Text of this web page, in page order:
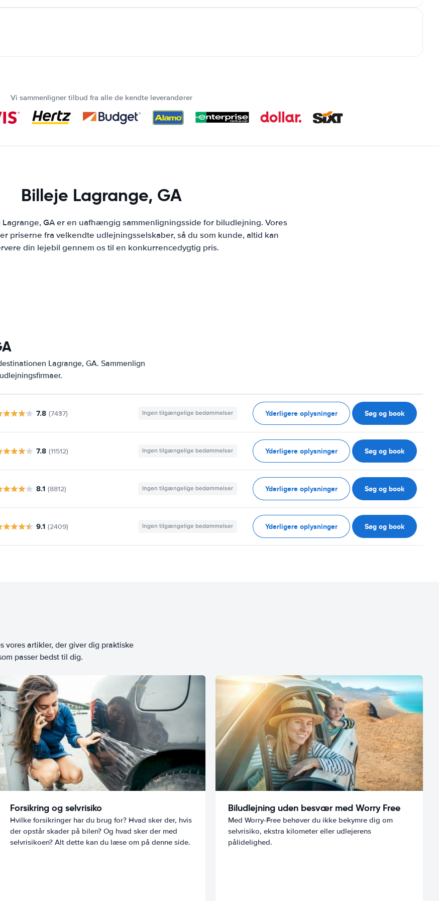
Vi sammenligner tilbud fra alle de kendte leverandører
Billeje Lagrange, GA
Lagrange, GA er en uafhængig sammenligningsside for biludlejning. Vores
priserne fra velkendte udlejningsselskaber, så du som kunde, altid kan
din lejebil gennem os til en konkurrencedygtig pris.
Lagrange, GA. Sammenlign
7.8 (7437) Ingen tilgængelige bedømmelser Yderligere oplysninger Søg og book
7.8 (11512) Ingen tilgængelige bedømmelser Yderligere oplysninger Søg og book
8.1 (8812) Ingen tilgængelige bedømmelser Yderligere oplysninger Søg og book
9.1 (2409) Ingen tilgængelige bedømmelser Yderligere oplysninger Søg og book
vores artikler, der giver dig praktiske
passer bedst til dig.
Forsikring og selvrisiko
Hvilke forsikringer har du brug for? Hvad sker der, hvis
der opstår skader på bilen? Og hvad sker der med
selvrisikoen? Alt dette kan du læse om på denne side.
Biludlejning uden besvær med Worry Free
Med Worry-Free behøver du ikke bekymre dig om
selvrisiko, ekstra kilometer eller udlejerens
pålidelighed.